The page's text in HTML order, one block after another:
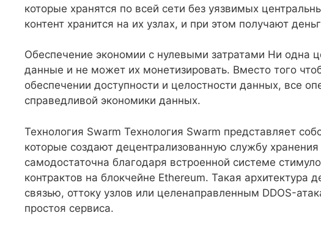
которые хранятся по всей сети без уязвимых
контент хранится на их узлах, и при этом получают
Обеспечение экономии с нулевыми затратами Ни одна
данные и не может их монетизировать. Вместо того
обеспечении доступности и целостности данных, все
справедливой экономики данных.
Технология Swarm Технология Swarm представляет
которые создают децентрализованную службу
самодостаточна благодаря встроенной системе
контрактов на блокчейне Ethereum. Такая архитектура
связью, оттоку узлов или целенаправленным DDOS-
простоя сервиса.